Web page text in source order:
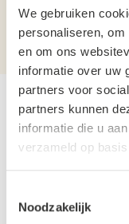
We gebruiken
personaliseren,
en om ons
informatie over uw
partners voor
partners kunnen
informatie die u
verzameld op
Noodzakelijk
Verpakking
Aantal per